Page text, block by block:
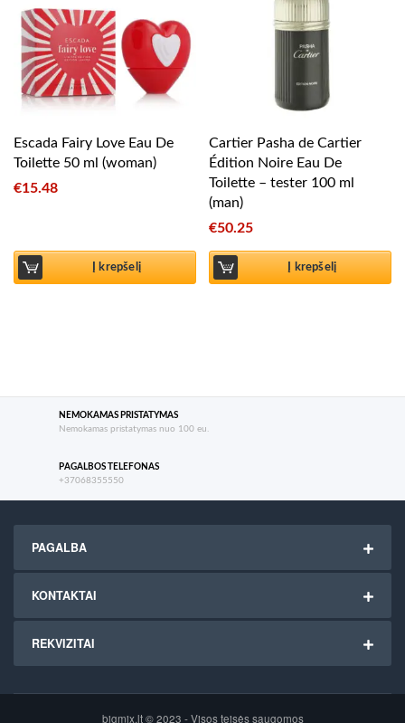
Escada Fairy Love Eau De
Toilette 50 ml (woman)
€15.48
Į krepšelį
Cartier Pasha de Cartier
Édition Noire Eau De
Toilette – tester 100 ml
(man)
€50.25
Į krepšelį
NEMOKAMAS PRISTATYMAS
Nemokamas pristatymas nuo 100 eu.
PAGALBOS TELEFONAS
+37068355550
PAGALBA
KONTAKTAI
REKVIZITAI
bigmix.lt © 2023 - Visos teisės saugomos